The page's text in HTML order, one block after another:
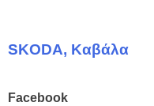
SKODA, Καβάλα
Facebook